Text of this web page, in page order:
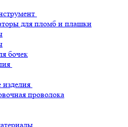
для пломб и плашки
бочек
проволока